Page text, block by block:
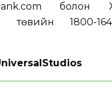
болон
төвийн 1800-